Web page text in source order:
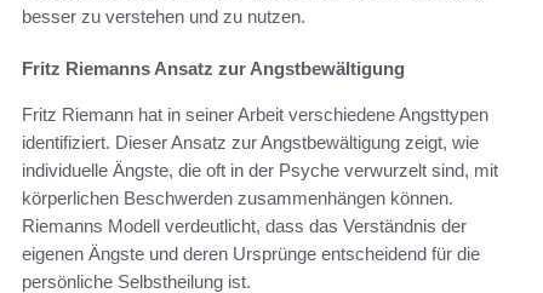
besser zu verstehen und zu nutzen.
Fritz Riemanns Ansatz zur Angstbewältigung
Fritz Riemann hat in seiner Arbeit verschiedene Angsttypen
identifiziert. Dieser Ansatz zur Angstbewältigung zeigt, wie
individuelle Ängste, die oft in der Psyche verwurzelt sind, mit
körperlichen Beschwerden zusammenhängen können.
Riemanns Modell verdeutlicht, dass das Verständnis der
eigenen Ängste und deren Ursprünge entscheidend für die
persönliche Selbstheilung ist.